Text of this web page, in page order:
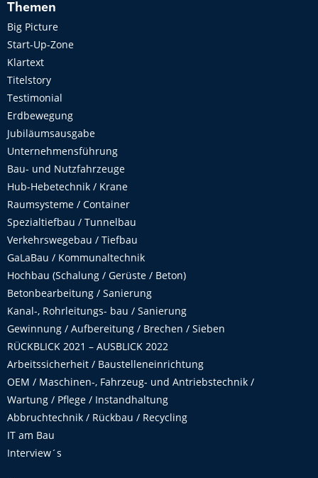
Themen
Big Picture
Start-Up-Zone
Klartext
Titelstory
Testimonial
Erdbewegung
Jubiläumsausgabe
Unternehmensführung
Bau- und Nutzfahrzeuge
Hub-Hebetechnik / Krane
Raumsysteme / Container
Spezialtiefbau / Tunnelbau
Verkehrswegebau / Tiefbau
GaLaBau / Kommunaltechnik
Hochbau (Schalung / Gerüste / Beton)
Betonbearbeitung / Sanierung
Kanal-, Rohrleitungs- bau / Sanierung
Gewinnung / Aufbereitung / Brechen / Sieben
RÜCKBLICK 2021 – AUSBLICK 2022
Arbeitssicherheit / Baustelleneinrichtung
OEM / Maschinen-, Fahrzeug- und Antriebstechnik /
Wartung / Pflege / Instandhaltung
Abbruchtechnik / Rückbau / Recycling
IT am Bau
Interview´s